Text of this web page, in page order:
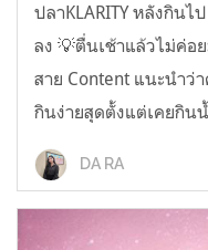
ปลาKLARITY หลังกิน
ลง 💡ตื่นเช้าแล้วไม่ค่อ
สาย Content แนะนำว่
กินง่ายสุดตั้งแต่เคยกิน
DA RA